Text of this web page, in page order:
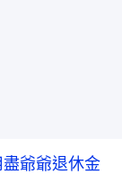
爺爺退休金